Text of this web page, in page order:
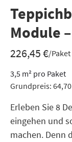
Module
226,45€/Paket
3,5 m² pro Paket
Grundpreis: 64,70
Erleben Sie 8
eingehen und
machen. Denn